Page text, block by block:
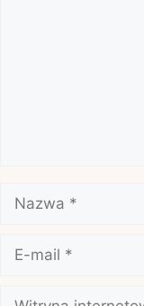
Nazwa
mail
Witryna